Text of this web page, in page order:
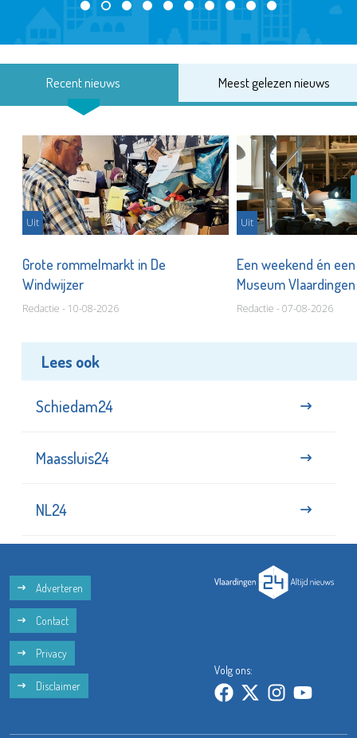
Recent nieuws Meest gelezen nieuws
Uit
Grote rommelmarkt in De
Windwijzer
Redactie - 10-08-2026
Uit
Een weekend én
Museum
Redactie - 07-08-2026
Lees ook
Schiedam24
Maassluis24
NL24
Adverteren
Contact
Privacy
Disclaimer
Volg ons: